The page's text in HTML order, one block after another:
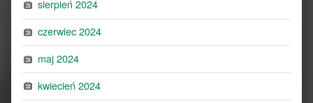
sierpień 2024
czerwiec 2024
maj 2024
kwiecień 2024